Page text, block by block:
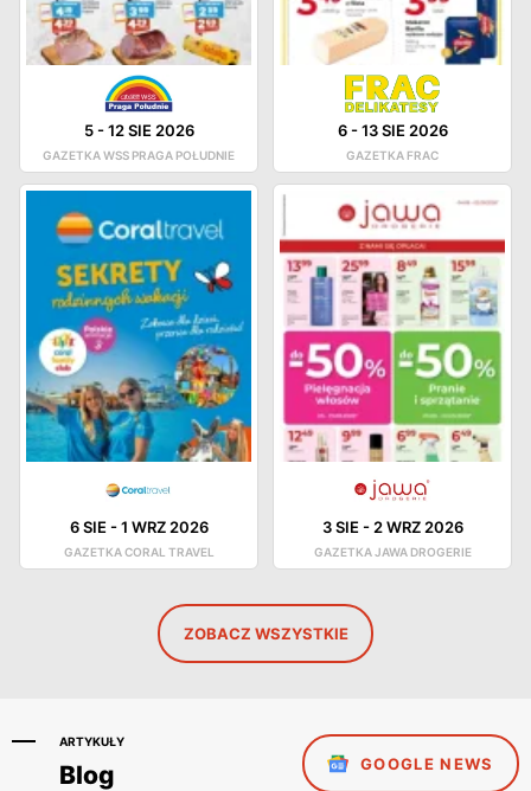
5-12 SIE 2026
GAZETKA WSS PRAGA POŁUDNIE
6-13 SIE 2026
GAZETKA FRAC
6 SIE -1 WRZ 2026
GAZETKA CORAL TRAVEL
3 SIE - 2 WRZ 2026
GAZETKA JAWA DROGERIE
ZOBACZ WSZYSTKIE
ARTYKUŁY
Blog GOOGLE NEWS